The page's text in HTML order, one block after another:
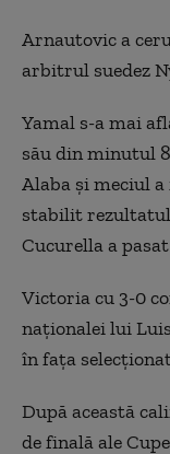
Arnautovic a
arbitrul suedez
Yamal s-a mai
său din minutul
Alaba şi meciul
stabilit
Cucurella a
Victoria cu 3-0
naționalei lui
în fața
După această
de finală ale